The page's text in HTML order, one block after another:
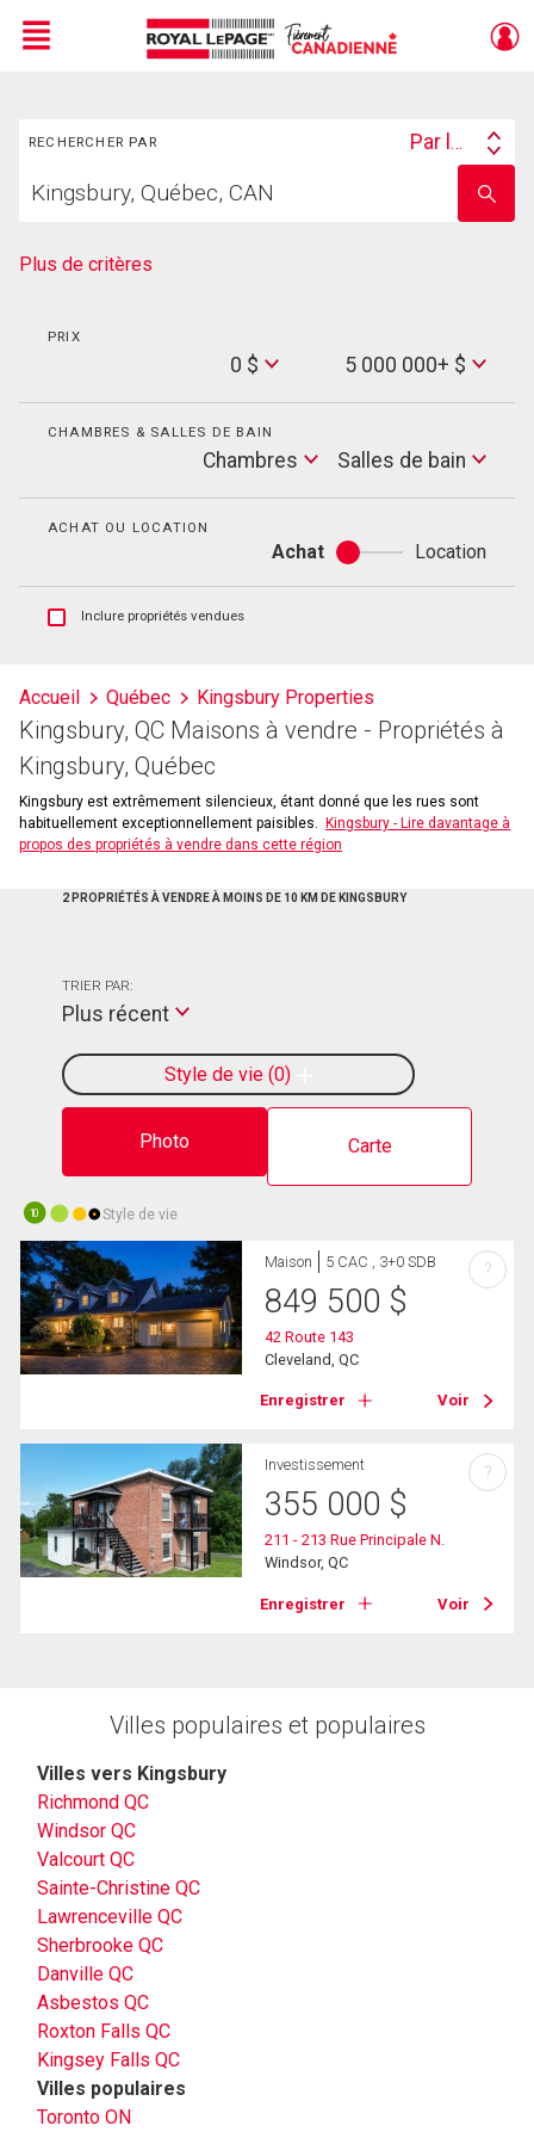
Menu
RECHERCHER PAR
Search
Par lieu
votre
nom
Plus de critères
PRIX
0 $
Max
Price
5 000 000+ $
CHAMBRES & SALLES DE BAIN
Chambres
Salles
de
Salles de bain
ACHAT OU LOCATION
Achat
Achat
ou
Location
Afficher
et
les
historiques
d'inscriptions
Inclure propriétés vendues
Accueil Québec Kingsbury Properties
Kingsbury, QC Maisons à vendre - Propriétés à
Kingsbury, Québec
Kingsbury est extrêmement silencieux, étant donné que les rues sont
habituellement exceptionnellement paisibles.
Kingsbury - Lire davantage à
propos des propriétés à vendre dans cette région
2 PROPRIÉTÉS À VENDRE À MOINS DE 10 KM DE KINGSBURY
Photo Carte
Style de vie 0
TRIER PAR:
Plus récent
10 Style de vie
Maison 5 CAC , 3+0 SDB
849 500 $
42 Route 143
Cleveland, QC
Enregistrer Voir
?
Investissement
355 000 $
211 - 213 Rue Principale N.
Windsor, QC
Enregistrer Voir
?
Villes populaires et populaires
Villes vers Kingsbury
Richmond QC
Windsor QC
Valcourt QC
Sainte-Christine QC
Lawrenceville QC
Sherbrooke QC
Danville QC
Asbestos QC
Roxton Falls QC
Kingsey Falls QC
Villes populaires
Toronto ON